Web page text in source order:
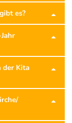
es?
der Kita